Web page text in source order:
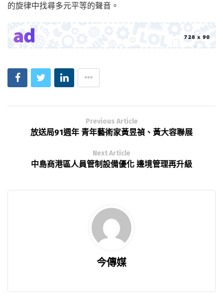
的旋律中找尋多元平等的聲音。
Previous Article
放送局91週年 青年藝術家黃昱禎、黃大容聯展
Next Article
中島商港區人員管制設備優化 邊境管理再升級
今傳媒